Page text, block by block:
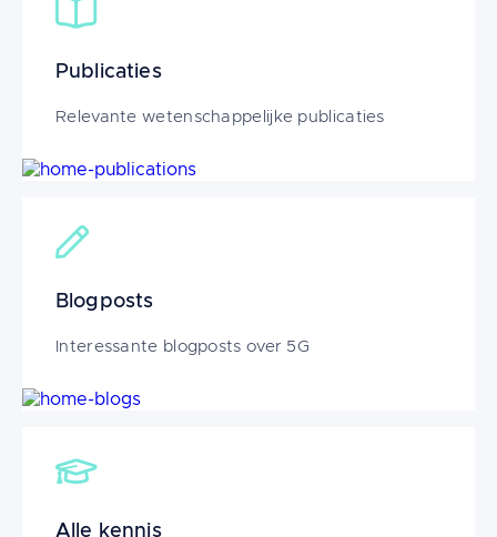
Publicaties
Relevante wetenschappelijke publicaties
Image
Blogposts
Interessante blogposts over 5G
Image
Alle kennis